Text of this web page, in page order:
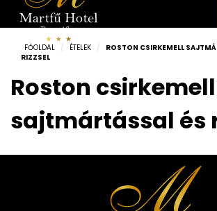
FŐOLDAL / ÉTELEK /
ROSTON CSIRKEMELL
RIZZSEL
Roston csirkemell
sajtmártással és